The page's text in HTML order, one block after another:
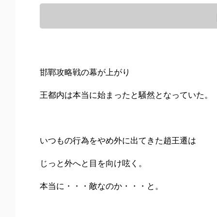
邯鄲攻略戦の幕が上がり
王都内は本当に始まったと騒然となっていた。
いつもの行為をやめ外に出てきた趙王遷は
じっと外へと目を向け呟く。
本当に・・・敵なのか・・・と。